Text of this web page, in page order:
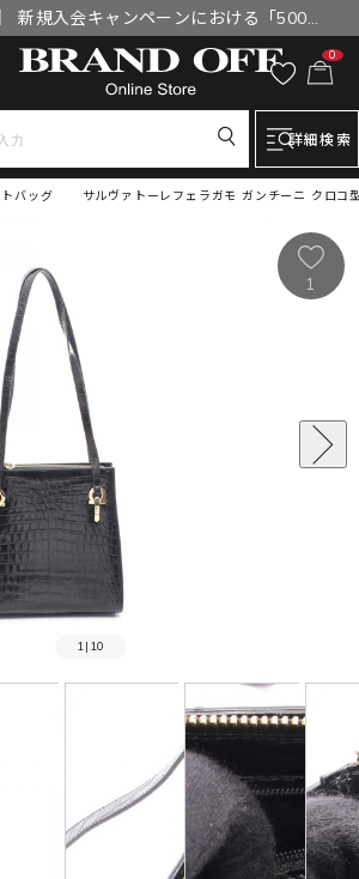
新規入会キャンペーンにおける「500円
ポン」付与漏れと補填について
0
詳細検索
サルヴァトーレフェラガモ ガンチーニ クロコ
トバッグ
1 | 10
1